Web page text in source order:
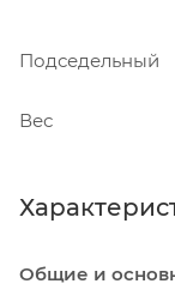
Подседельный
Вес
Общие и